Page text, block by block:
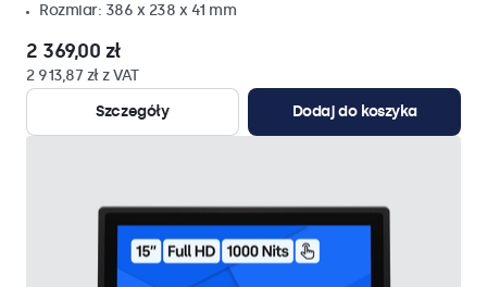
Rozmiar: 386 x 238 x 41 mm
2 369,00 zł
2 913,87 zł z VAT
Szczegóły
Dodaj do koszyka